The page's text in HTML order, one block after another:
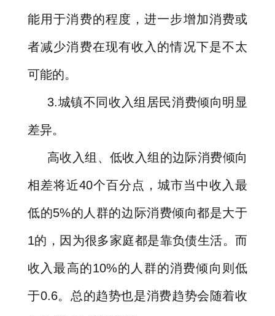
能用于消费的程度，进一步增加消费或
者减少消费在现有收入的情况下是不太
可能的。
3.城镇不同收入组居民消费倾向明显
差异。
高收入组、低收入组的边际消费倾向
相差将近40个百分点，城市当中收入最
低的5%的人群的边际消费倾向都是大于
1的，因为很多家庭都是靠负债生活。而
收入最高的10%的人群的消费倾向则低
于0.6。总的趋势也是消费趋势会随着收